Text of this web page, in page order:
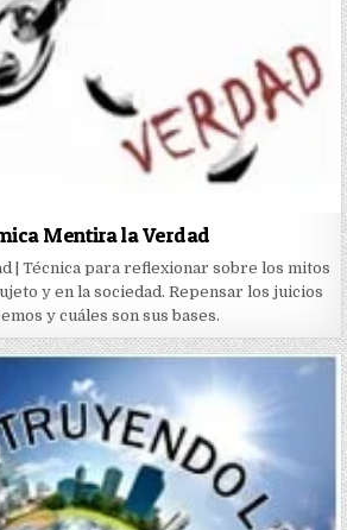
Mentira la Verdad
| Técnica para reflexionar sobre los mitos
y en la sociedad. Repensar los juicios
y cuáles son sus bases.